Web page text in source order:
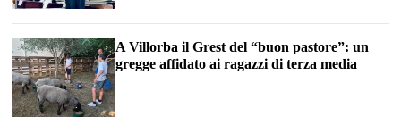
A Villorba il Grest del “buon pastore”: un
gregge affidato ai ragazzi di terza media